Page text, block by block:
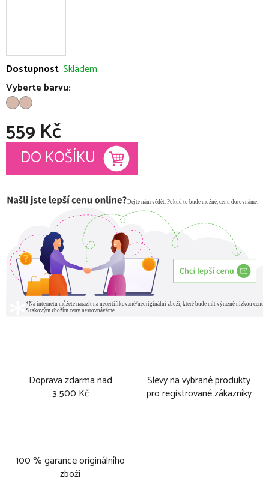
Dostupnost Skladem
Vyberte barvu:
559 Kč
Měrná cena:
DO KOŠÍKU
Doprava zdarma nad
3 500 Kč
Slevy na vybrané produkty
pro registrované zákazníky
100 % garance originálního
zboží